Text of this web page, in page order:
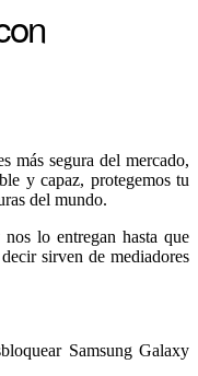
más segura del mercado,
y capaz, protegemos tu
del mundo.
lo entregan hasta que
sirven de mediadores
Samsung Galaxy